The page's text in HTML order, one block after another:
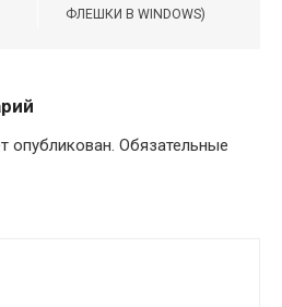
ФЛЕШКИ В WINDOWS)
опубликован. Обязательные